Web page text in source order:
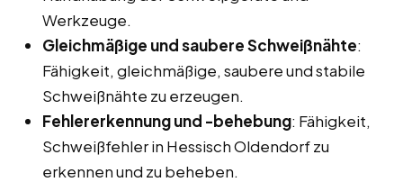
Werkzeuge.
Gleichmäßige und saubere Schweißnähte:
Fähigkeit, gleichmäßige, saubere und stabile
Schweißnähte zu erzeugen.
Fehlererkennung und -behebung: Fähigkeit,
Schweißfehler in Hessisch Oldendorf zu
erkennen und zu beheben.